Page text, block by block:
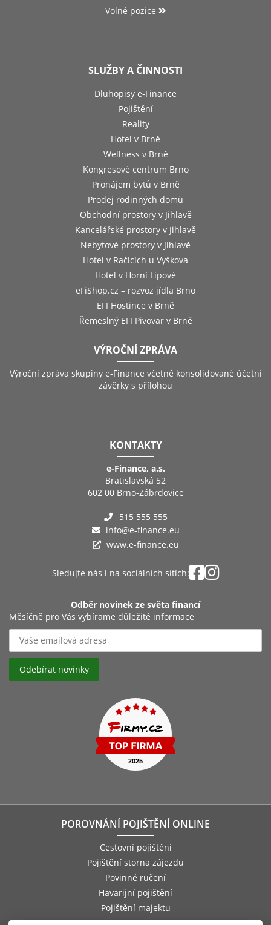
Volné pozice
SLUŽBY A ČINNOSTI
Dluhopisy e-Finance
Pojištění
Reality
Hotel v Brně
Wellness v Brně
Kongresové centrum Brno
Pronájem bytů v Brně
Prodej rodinných domů
Obchodní prostory v Jihlavě
Kancelářské prostory v Jihlavě
Nebytové prostory v Jihlavě
Hotel v Račicích u Vyškova
Hotel v Horní Lipové
eFiShop.cz – rozvoz jídla Brno
EFI Hostince v Brně
Řemeslný EFI Pivovar v Brně
VÝROČNÍ ZPRÁVA
Výroční zpráva skupiny e-Finance včetně konsolidované účetní
závěrky s přílohou
KONTAKTY
e-Finance, a.s.
Bratislavská 52
602 00 Brno-Zábrdovice
515 555 555
info@e-finance.eu
www.e-finance.eu
Sledujte nás i na sociálních sítích:
Odběr novinek ze světa financí
Měsíčně pro Vás vybírame důležité informace
POROVNÁNÍ POJIŠTĚNÍ ONLINE
Cestovní pojištění
Pojištění storna zájezdu
Povinné ručení
Havarijní pojištění
Pojištění majektu